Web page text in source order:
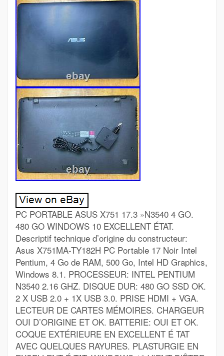
PC PORTABLE ASUS X751 17.3 »N3540 4 GO.
480 GO WINDOWS 10 EXCELLENT ÉTAT.
Descriptif technique d’origine du constructeur:
Asus X751MA-TY182H PC Portable 17 Noir Intel
Pentium, 4 Go de RAM, 500 Go, Intel HD Graphics,
Windows 8.1. PROCESSEUR: INTEL PENTIUM
N3540 2.16 GHZ. DISQUE DUR: 480 GO SSD OK.
2 X USB 2.0 + 1X USB 3.0. PRISE HDMI + VGA.
LECTEUR DE CARTES MÉMOIRES. CHARGEUR
OUI D’ORIGINE ET OK. BATTERIE: OUI ET OK.
COQUE EXTÉRIEURE EN EXCELLENT É TAT
AVEC QUELQUES RAYURES. PLASTURGIE EN